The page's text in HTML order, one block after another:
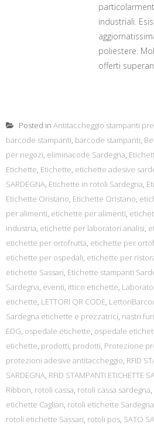
industriali.
poliestere.
offerti
Posted in Antitaccheggio stampanti
barcode stampanti, barcode stampanti,
per negozi, eliminacode Sardegna,
Etichette, Etichette, etichette adesive
SARDEGNA, Etichette in rotoli Sardegna,
Etichette Oristano, Etichette Oristano,
per alimenti, etichette per alimenti,
industria, etichette per laboratori analisi,
etichette per ortofrutta, etichette per
etichette per ospedali, etichette per
etichette Sassari, Etichette stampanti
Sardegna, eventi, ittico etichette,
etichette, LETTORI QR CODE,
Sardegna etichette e prezzatrici, nastri
EDG, ospedale etichette, ospedale
etichette, prodotti, prodotti, Protezione
protezioni adesive antitaccheggio, RFID
SARDEGNA, RFID STAMPANTI ETICHETTE
Ribbon, rotoli cassa, rotoli cassa sardegna,
etichette Cagliari, rotoli etichette Sardegna
rotoli etichette Sassari, rotoli pos, SATO